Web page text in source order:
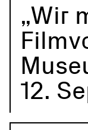
„Wir
12.